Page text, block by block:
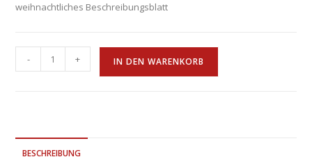
weihnachtliches Beschreibungsblatt
- + IN DEN WARENKORB
BESCHREIBUNG